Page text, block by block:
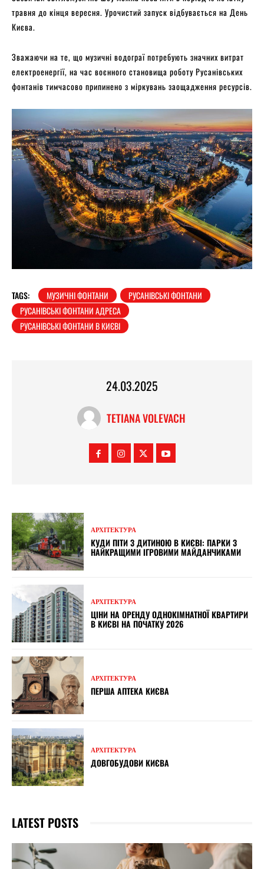
травня до кінця вересня. Урочистий запуск відбувається на День
Києва.
Зважаючи на те, що музичні водограї потребують значних витрат
електроенергії, на час воєнного становища роботу Русанівських
фонтанів тимчасово припинено з міркувань заощадження ресурсів.
TAGS: МУЗИЧНІ ФОНТАНИ
РУСАНІВСЬКІ ФОНТАНИ
РУСАНІВСЬКІ ФОНТАНИ АДРЕСА
РУСАНІВСЬКІ ФОНТАНИ В КИЄВІ
24.03.2025
TETIANA VOLEVACH
АРХІТЕКТУРА
КУДИ ПІТИ З ДИТИНОЮ В КИЄВІ: ПАРКИ З
НАЙКРАЩИМИ ІГРОВИМИ МАЙДАНЧИКАМИ
АРХІТЕКТУРА
ЦІНИ НА ОРЕНДУ ОДНОКІМНАТНОЇ КВАРТИРИ
В КИЄВІ НА ПОЧАТКУ 2026
АРХІТЕКТУРА
ПЕРША АПТЕКА КИЄВА
АРХІТЕКТУРА
ДОВГОБУДОВИ КИЄВА
LATEST POSTS